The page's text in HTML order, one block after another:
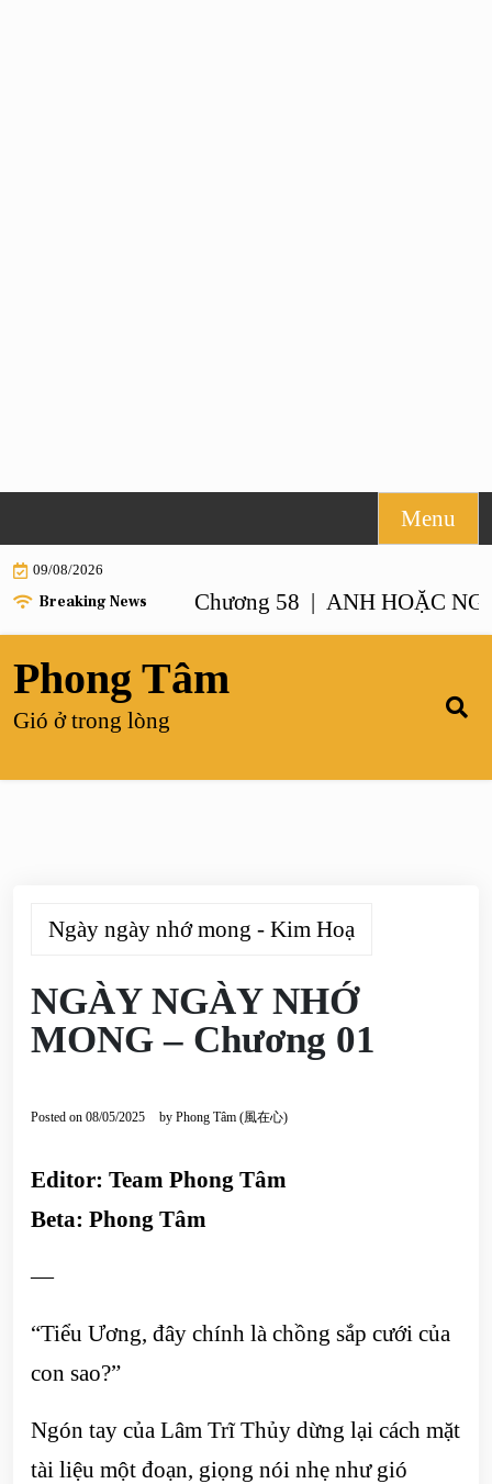
to
content
Menu
09/08/2026
Breaking News
NHƯ ANH – Chương 58 | ANH HOẶC NGƯỜI
Phong Tâm
Gió ở trong lòng
Ngày ngày nhớ mong - Kim Hoạ
NGÀY NGÀY NHỚ
MONG – Chương 01
Posted on 08/05/2025 by Phong Tâm (風在心)
Editor: Team Phong Tâm
Beta: Phong Tâm
—
“Tiểu Ương, đây chính là chồng sắp cưới của
con sao?”
Ngón tay của Lâm Trĩ Thủy dừng lại cách mặt
tài liệu một đoạn, giọng nói nhẹ như gió